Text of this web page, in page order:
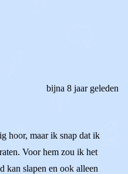
bijna 8 jaar geleden
hoor, maar ik snap dat ik
Voor hem zou ik het
kan slapen en ook alleen